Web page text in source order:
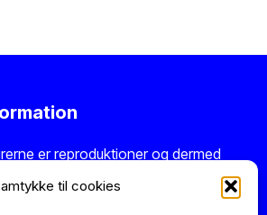
til cookies
er reproduktioner og dermed
Kontakt os